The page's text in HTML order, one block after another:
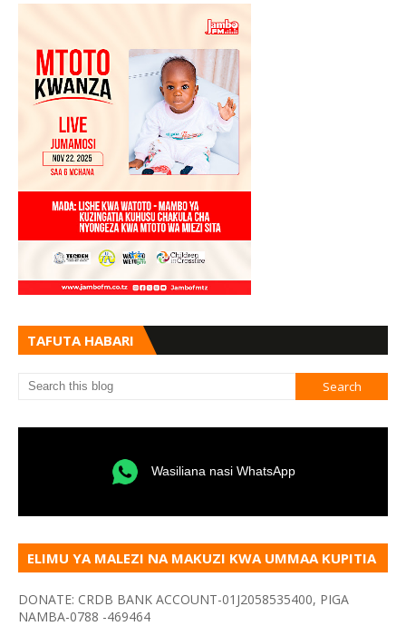
TAFUTA HABARI
Wasiliana nasi WhatsApp
ELIMU YA MALEZI NA MAKUZI KWA UMMAA KUPITIA
DONATE: CRDB BANK ACCOUNT-01J2058535400, PIGA
NAMBA-0788 -469464